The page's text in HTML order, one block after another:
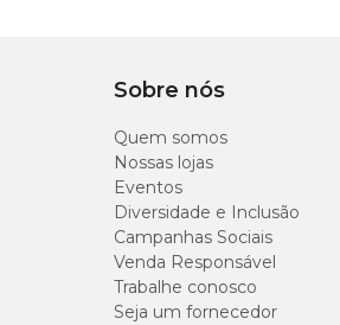
Tipo da guia
Indicação
Sobre nós
Quem somos
Nossas lojas
Eventos
Diversidade e Inclusão
Campanhas Sociais
Venda Responsável
Trabalhe conosco
Seja um fornecedor